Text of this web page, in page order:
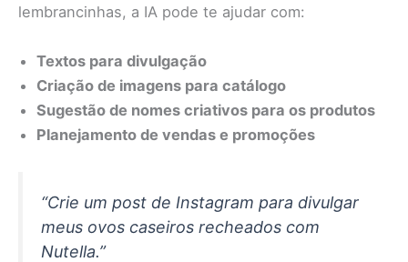
lembrancinhas, a IA pode te ajudar com:
Textos para divulgação
Criação de imagens para catálogo
Sugestão de nomes criativos para os produtos
Planejamento de vendas e promoções
“Crie um post de Instagram para divulgar
meus ovos caseiros recheados com
Nutella.”